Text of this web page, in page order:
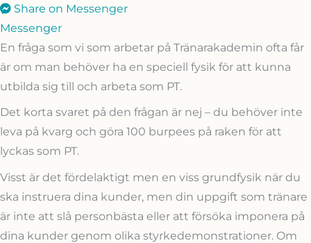
Share on Messenger
Messenger
En fråga som vi som arbetar på Tränarakademin ofta får
är om man behöver ha en speciell fysik för att kunna
utbilda sig till och arbeta som PT.
Det korta svaret på den frågan är nej – du behöver inte
leva på kvarg och göra 100 burpees på raken för att
lyckas som PT.
Visst är det fördelaktigt men en viss grundfysik när du
ska instruera dina kunder, men din uppgift som tränare
är inte att slå personbästa eller att försöka imponera på
dina kunder genom olika styrkedemonstrationer. Om